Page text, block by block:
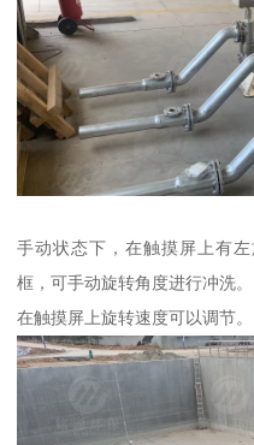
手动状态下，在触摸屏上有
框，可手动旋转角度进行冲洗。
在触摸屏上旋转速度可以调节。